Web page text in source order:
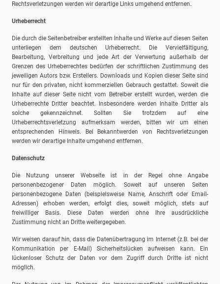
Rechtsverletzungen werden wir derartige Links umgehend entfernen.
Urheberrecht
Die durch die Seitenbetreiber erstellten Inhalte und Werke auf diesen Seiten
unterliegen dem deutschen Urheberrecht. Die Vervielfältigung,
Bearbeitung, Verbreitung und jede Art der Verwertung außerhalb der
Grenzen des Urheberrechtes bedürfen der schriftlichen Zustimmung des
jeweiligen Autors bzw. Erstellers. Downloads und Kopien dieser Seite sind
nur für den privaten, nicht kommerziellen Gebrauch gestattet. Soweit die
Inhalte auf dieser Seite nicht vom Betreiber erstellt wurden, werden die
Urheberrechte Dritter beachtet. Insbesondere werden Inhalte Dritter als
solche gekennzeichnet. Sollten Sie trotzdem auf eine
Urheberrechtsverletzung aufmerksam werden, bitten wir um einen
entsprechenden Hinweis. Bei Bekanntwerden von Rechtsverletzungen
werden wir derartige Inhalte umgehend entfernen.
Datenschutz
Die Nutzung unserer Webseite ist in der Regel ohne Angabe
personenbezogener Daten möglich. Soweit auf unseren Seiten
personenbezogene Daten (beispielsweise Name, Anschrift oder Email-
Adressen) erhoben werden, erfolgt dies, soweit möglich, stets auf
freiwilliger Basis. Diese Daten werden ohne Ihre ausdrückliche
Zustimmung nicht an Dritte weitergegeben.
Wir weisen darauf hin, dass die Datenübertragung im Internet (z.B. bei der
Kommunikation per E-Mail) Sicherheitslücken aufweisen kann. Ein
lückenloser Schutz der Daten vor dem Zugriff durch Dritte ist nicht
möglich.